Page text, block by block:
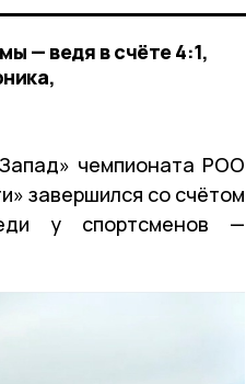
— ведя в счёте 4:1,
чемпионата РОО
завершился со счётом
у спортсменов —